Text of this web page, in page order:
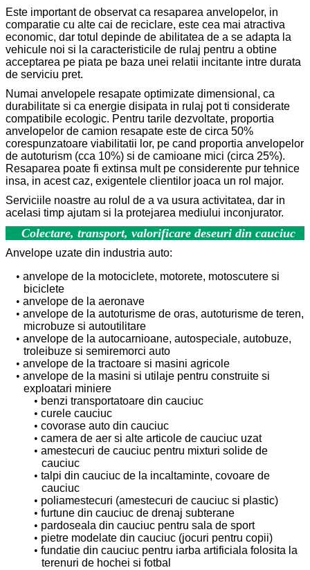
Este important de observat ca resaparea anvelopelor, in
comparatie cu alte cai de reciclare, este cea mai atractiva
economic, dar totul depinde de abilitatea de a se adapta la
vehicule noi si la caracteristicile de rulaj pentru a obtine
acceptarea pe piata pe baza unei relatii incitante intre durata
de serviciu pret.
Numai anvelopele resapate optimizate dimensional, ca
durabilitate si ca energie disipata in rulaj pot ti considerate
compatibile ecologic. Pentru tarile dezvoltate, proportia
anvelopelor de camion resapate este de circa 50%
corespunzatoare viabilitatii lor, pe cand proportia anvelopelor
de autoturism (cca 10%) si de camioane mici (circa 25%).
Resaparea poate fi extinsa mult pe considerente pur tehnice
insa, in acest caz, exigentele clientilor joaca un rol major.
Serviciile noastre au rolul de a va usura activitatea, dar in
acelasi timp ajutam si la protejarea mediului inconjurator.
Colectare, transport, valorificare deseuri din cauciuc
Anvelope uzate din industria auto:
anvelope de la motociclete, motorete, motoscutere si
biciclete
anvelope de la aeronave
anvelope de la autoturisme de oras, autoturisme de teren,
microbuze si autoutilitare
anvelope de la autocarnioane, autospeciale, autobuze,
troleibuze si semiremorci auto
anvelope de la tractoare si masini agricole
anvelope de la masini si utilaje pentru construite si
exploatari miniere
benzi transportatoare din cauciuc
curele cauciuc
covorase auto din cauciuc
camera de aer si alte articole de cauciuc uzat
amestecuri de cauciuc pentru mixturi solide de
cauciuc
talpi din cauciuc de la incaltaminte, covoare de
cauciuc
poliamestecuri (amestecuri de cauciuc si plastic)
furtune din cauciuc de drenaj subterane
pardoseala din cauciuc pentru sala de sport
pietre modelate din cauciuc (jocuri pentru copii)
fundatie din cauciuc pentru iarba artificiala folosita la
terenuri de hochei si fotbal